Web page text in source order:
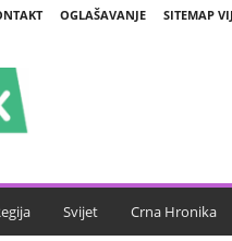
OGLAŠAVANJE SITEMAP
Svijet Crna Hronika